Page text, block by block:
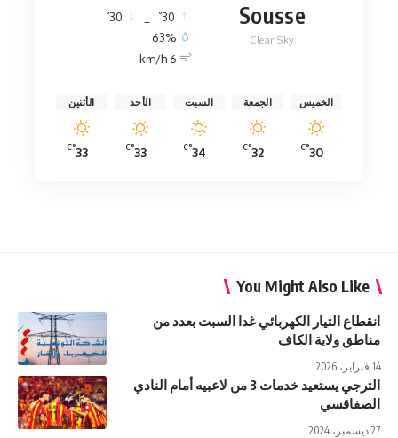
Sousse
Clear Sky
30
°
30
°
63%
6 km/h
الخميس
30
°C
الجمعة
32
°C
السبت
34
°C
الأحد
33
°C
الأثنين
33
°C
You Might Also Like
انقطاع التيار الكهربائي غدا السبت بعدد من
مناطق ولاية الكاف
14 فبراير، 2026
الترجي يستعيد خدمات 3 من لاعبيه أمام النادي
الصفاقسي
27 ديسمبر، 2024